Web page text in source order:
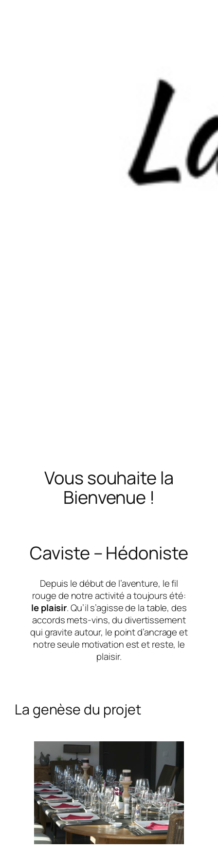
Vous souhaite la
Bienvenue !
Caviste – Hédoniste
Depuis le début de l’aventure, le fil
rouge de notre activité a toujours été:
le plaisir. Qu’il s’agisse de la table, des
accords mets-vins, du divertissement
qui gravite autour, le point d’ancrage et
notre seule motivation est et reste, le
plaisir.
La genèse du projet